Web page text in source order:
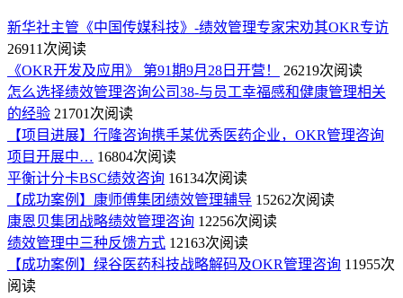
新华社主管《中国传媒科技》-绩效管理专家宋劝其OKR专访
26911次阅读
《OKR开发及应用》 第91期9月28日开营！
26219次阅读
怎么选择绩效管理咨询公司38-与员工幸福感和健康管理相关
的经验 21701次阅读
【项目进展】行隆咨询携手某优秀医药企业，OKR管理咨询
项目开展中… 16804次阅读
平衡计分卡BSC绩效咨询 16134次阅读
【成功案例】康师傅集团绩效管理辅导 15262次阅读
康恩贝集团战略绩效管理咨询 12256次阅读
绩效管理中三种反馈方式 12163次阅读
【成功案例】绿谷医药科技战略解码及OKR管理咨询 11955次
阅读